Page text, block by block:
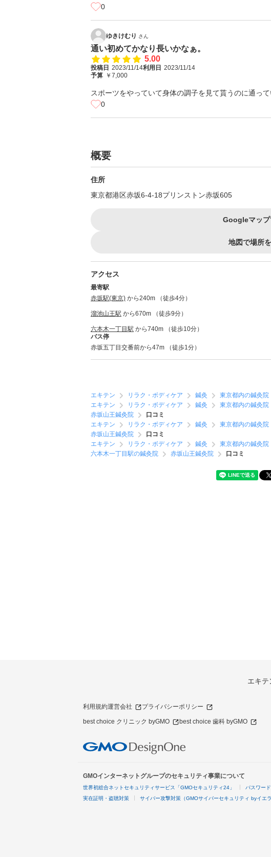
0
ゆきけむり さん
通い初めてかなり長いかなぁ。
5.00
投稿日 2023/11/14利用日 2023/11/14
予算 ￥7,000
スポーツをやっていて身体の調子を見て貰うのに通って
0
概要
住所
東京都港区赤坂6-4-18プリンストン赤坂605
Googleマップ
地図で場所
アクセス
最寄駅
赤坂駅(東京) から240m （徒歩4分）
溜池山王駅 から670m （徒歩9分）
六本木一丁目駅 から740m （徒歩10分）
バス停
赤坂五丁目交番前から47m （徒歩1分）
エキテン リラク・ボディケア 鍼灸 東京都内の鍼灸院
エキテン
リラク・ボディケア 鍼灸 東京都内の鍼灸院
赤坂山王鍼灸院
口コミ
エキテン
リラク・ボディケア 鍼灸 東京都内の鍼灸院
赤坂山王鍼灸院
口コミ
エキテン
リラク・ボディケア 鍼灸 東京都内の鍼灸院
六本木一丁目駅の鍼灸院
赤坂山王鍼灸院 口コミ
エキテ
利用規約運営会社 プライバシーポリシー
best choice クリニック byGMO best choice 歯科 byGMO
GMOインターネットグループのセキュリティ事業について
世界初総合ネットセキュリティサービス「GMOセキュリティ24」 パスワー
実在証明・盗聴対策 サイバー攻撃対策（GMOサイバーセキュリティ byイエラ